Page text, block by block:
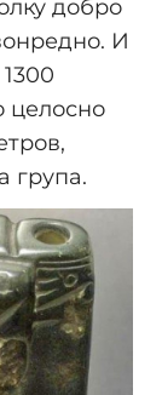
добро
И
целосно
група.